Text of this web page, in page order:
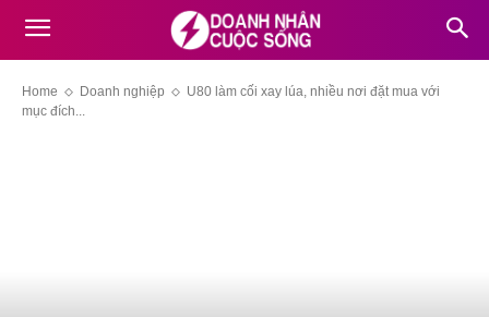
Home Doanh nghiệp
U80 làm cối xay lúa, nhiều nơi đặt mua với
mục đích...